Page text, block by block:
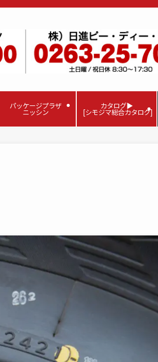
パッケージプラザ
ニッシン
カタログ▶
[シモジマ総合カタログ]